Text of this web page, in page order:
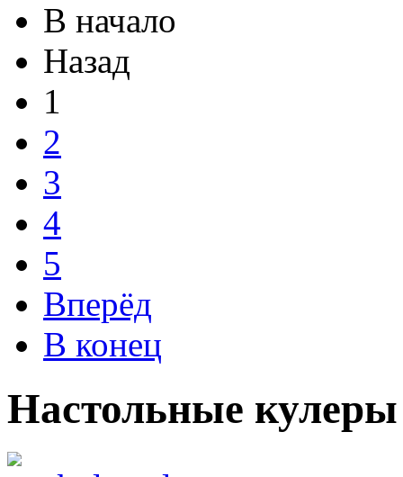
В начало
Назад
1
2
3
4
5
Вперёд
В конец
Настольные кулеры